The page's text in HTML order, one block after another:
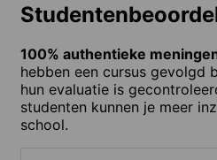
100% authentieke
hebben een cursus gevolgd
hun evaluatie is
studenten kunnen je meer
school.